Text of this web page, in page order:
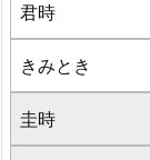
君時
きみとき
圭時